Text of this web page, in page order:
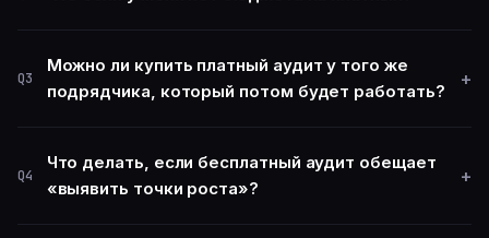
Q3
Можно ли купить платный аудит у того же
подрядчика, который потом будет работать?
+
Q4
Что делать, если бесплатный аудит обещает
«выявить точки роста»?
+